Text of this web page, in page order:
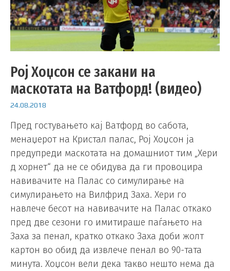
Рој Хоџсон се закани на
маскотата на Ватфорд! (видео)
24.08.2018
Пред гостувањето кај Ватфорд во сабота,
менаџерот на Кристал палас, Рој Хоџсон ја
предупреди маскотата на домашниот тим „Хери
д хорнет“ да не се обидува да ги провоцира
навивачите на Палас со симулирање на
симулирањето на Вилфрид Заха. Хери го
навлече бесот на навивачите на Палас откако
пред две сезони го имитираше паѓањето на
Заха за пенал, кратко откако Заха доби жолт
картон во обид да извлече пенал во 90-тата
минута. Хоџсон вели дека такво нешто нема да